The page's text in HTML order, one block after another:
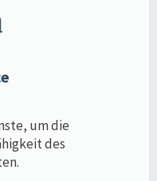
um die
des